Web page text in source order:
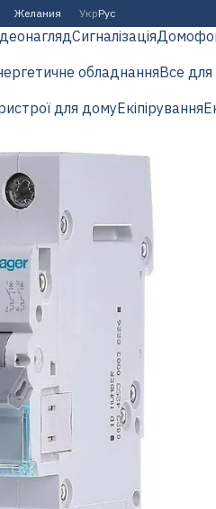
Желания УкрРус
Сигналізація
обладнанняВсе
для домуЕкіпірування